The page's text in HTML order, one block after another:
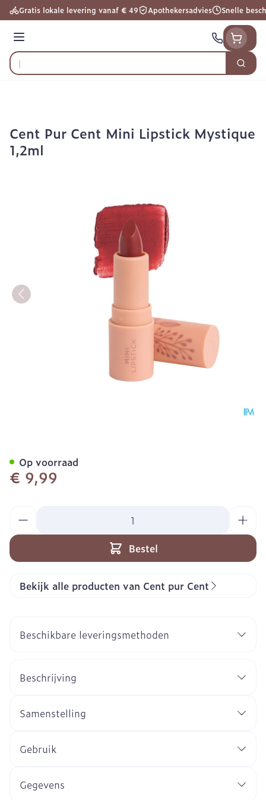
Ga naar de inhoud
Gratis lokale levering vanaf € 49 Apothekersadvies Snelle
Menu
Product, merk, categorie...
Zoek
Cent Pur Cent Mini Lipstick Mystique
1,2ml
€ 9,99
Bestel
Op voorraad
Bekijk alle producten van Cent pur Cent
Beschikbare leveringsmethoden
Beschrijving
Samenstelling
Gebruik
Gegevens